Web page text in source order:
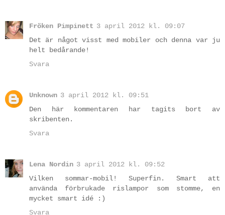
Fröken Pimpinett 3 april 2012 kl. 09:07
Det är något visst med mobiler och denna var ju
helt bedårande!
Svara
Unknown 3 april 2012 kl. 09:51
Den här kommentaren har tagits bort av
skribenten.
Svara
Lena Nordin 3 april 2012 kl. 09:52
Vilken sommar-mobil! Superfin. Smart att
använda förbrukade rislampor som stomme, en
mycket smart idé :)
Svara